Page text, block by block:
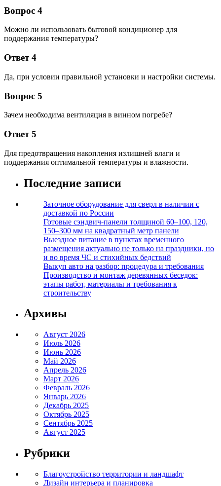
Вопрос 4
Можно ли использовать бытовой кондиционер для
поддержания температуры?
Ответ 4
Да, при условии правильной установки и настройки системы.
Вопрос 5
Зачем необходима вентиляция в винном погребе?
Ответ 5
Для предотвращения накопления излишней влаги и
поддержания оптимальной температуры и влажности.
Последние записи
Заточное оборудование для сверл в наличии с
доставкой по России
Готовые сэндвич-панели толщиной 60–100, 120,
150–300 мм на квадратный метр панели
Выездное питание в пунктах временного
размещения актуально не только на праздники, но
и во время ЧС и стихийных бедствий
Выкуп авто на разбор: процедура и требования
Производство и монтаж деревянных беседок:
этапы работ, материалы и требования к
строительству
Архивы
Август 2026
Июль 2026
Июнь 2026
Май 2026
Апрель 2026
Март 2026
Февраль 2026
Январь 2026
Декабрь 2025
Октябрь 2025
Сентябрь 2025
Август 2025
Рубрики
Благоустройство территории и ландшафт
Дизайн интерьера и планировка